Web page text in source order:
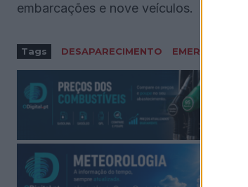
embarcações e nove veículos.
Tags DESAPARECIMENTO EMERGENCIA